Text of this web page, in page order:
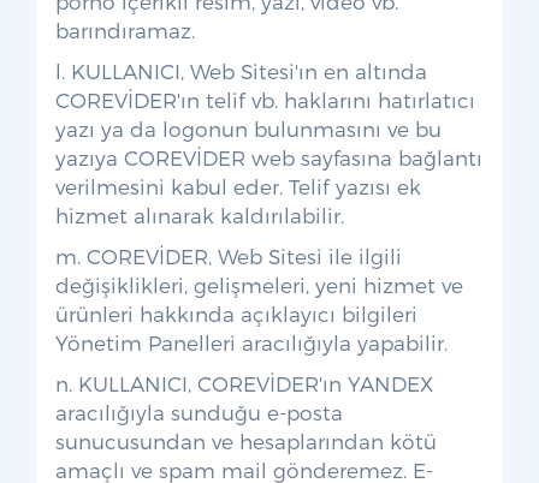
barındıramaz.
l. KULLANICI, Web Sitesi'ın en altında
COREVİDER'ın telif vb. haklarını hatırlatıcı
yazı ya da logonun bulunmasını ve bu
yazıya COREVİDER web sayfasına bağlantı
verilmesini kabul eder. Telif yazısı ek
hizmet alınarak kaldırılabilir.
m. COREVİDER, Web Sitesi ile ilgili
değişiklikleri, gelişmeleri, yeni hizmet ve
ürünleri hakkında açıklayıcı bilgileri
Yönetim Panelleri aracılığıyla yapabilir.
n. KULLANICI, COREVİDER'ın YANDEX
aracılığıyla sunduğu e-posta
sunucusundan ve hesaplarından kötü
amaçlı ve spam mail gönderemez. E-